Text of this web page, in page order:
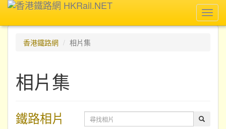
香港鐵路網
相片集
相片集
鐵路相片